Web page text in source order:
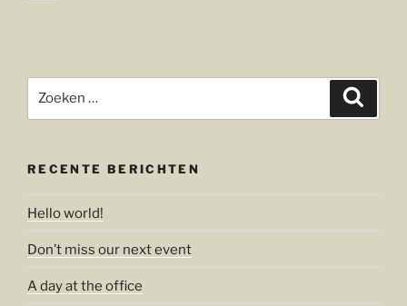
naar:
RECENTE BERICHTEN
Hello world!
Don’t miss our next event
A day at the office